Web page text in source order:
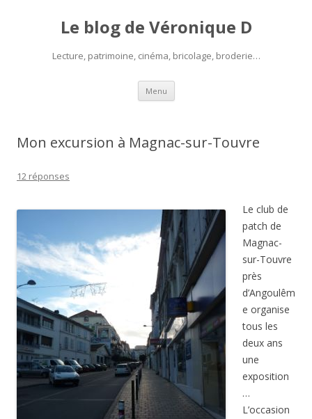
Le blog de Véronique D
Lecture, patrimoine, cinéma, bricolage, broderie…
Menu Aller
contenu
Mon excursion à Magnac-sur-Touvre
12 réponses
Le club de
patch de
Magnac-
sur-Touvre
près
d’Angoulêm
e organise
tous les
deux ans
une
exposition
…
L’occasion